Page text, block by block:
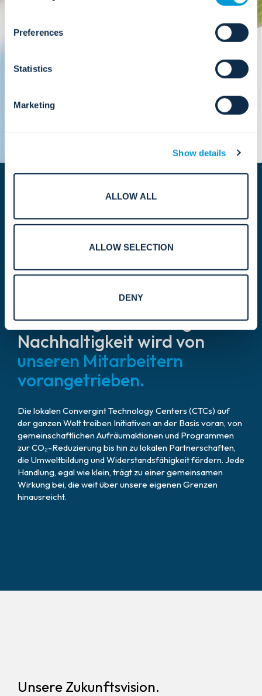
Preferences
Statistics
Marketing
Show details
ALLOW ALL
ALLOW SELECTION
DENY
Entscheidung unsere Werte und unsere Vision
Lokale Wirkung.
Unser Weg in Richtung
Nachhaltigkeit wird von
unseren Mitarbeitern
vorangetrieben.
Die lokalen Convergint Technology Centers (CTCs) auf
der ganzen Welt treiben Initiativen an der Basis voran, von
gemeinschaftlichen Aufräumaktionen und Programmen
zur CO₂-Reduzierung bis hin zu lokalen Partnerschaften,
die Umweltbildung und Widerstandsfähigkeit fördern. Jede
Handlung, egal wie klein, trägt zu einer gemeinsamen
Wirkung bei, die weit über unsere eigenen Grenzen
hinausreicht.
Unsere Zukunftsvision.